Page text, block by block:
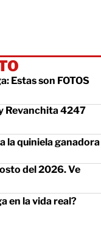
Estas son FOTOS
Revanchita 4247
la quiniela ganadora
del 2026. Ve
en la vida real?